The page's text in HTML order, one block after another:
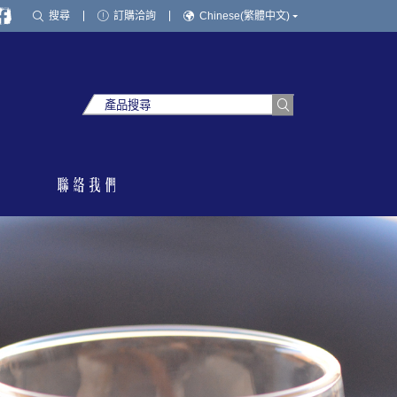
搜尋 訂購洽詢 Chinese(繁體中文)